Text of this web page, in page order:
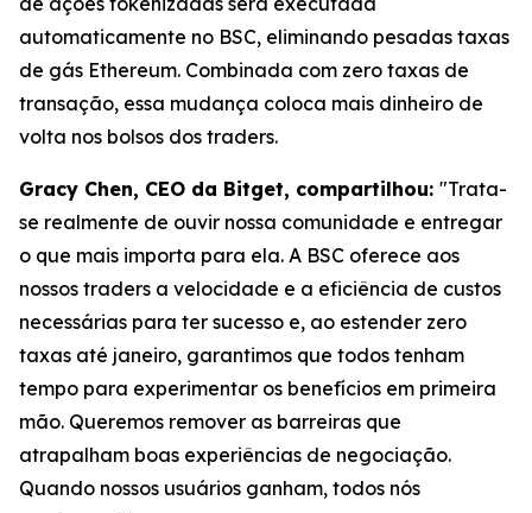
automaticamente no BSC, eliminando pesadas taxas
de gás Ethereum. Combinada com zero taxas de
transação, essa mudança coloca mais dinheiro de
volta nos bolsos dos traders.
Gracy Chen, CEO da Bitget, compartilhou: "Trata-
se realmente de ouvir nossa comunidade e entregar
o que mais importa para ela. A BSC oferece aos
nossos traders a velocidade e a eficiência de custos
necessárias para ter sucesso e, ao estender zero
taxas até janeiro, garantimos que todos tenham
tempo para experimentar os benefícios em primeira
mão. Queremos remover as barreiras que
atrapalham boas experiências de negociação.
Quando nossos usuários ganham, todos nós